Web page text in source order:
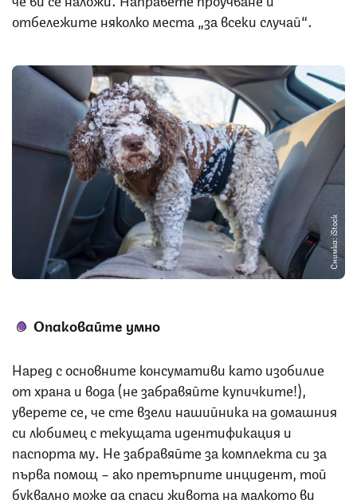
отбележите няколко места „за всеки случай“.
Снимка: iStock
Опаковайте умно
Наред с основните консумативи като изобилие
от храна и вода (не забравяйте купичките!),
уверете се, че сте взели нашийника на домашния
си любимец с текущата идентификация и
паспорта му. Не забравяйте за комплекта си за
първа помощ – ако претърпите инцидент, той
буквално може да спаси живота на малкото ви